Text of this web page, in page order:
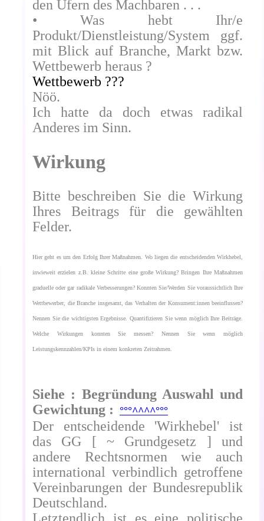
den Ufern des Machbaren . . .
• Was hebt Ihr/e
Produkt/Dienstleistung/System ggf.
mit Blick auf Branche, Markt bzw.
Wettbewerb heraus ?
Wettbewerb ???
Nöö.
Ich hatte da doch etwas radikal
Anderes im Sinn.
Wirkung
Bitte beschreiben Sie die Wirkung
Ihres Beitrags für die gewählten
Felder.
Hier geht es um den Erfolg Ihrer Maßnahmen. Wo liegen die entscheidenden Wirkhebel,
inwieweit erzielen z.B. kleine Schritte eine große Wirkung? Bringen Ihre Maßnahmen
graduelle oder gar radikale Verbesserungen? Konnten Sie/Werden Sie voraussichtlich Ihre
Wettbewerber, die Branche insgesamt, das Verhalten der Konsument:innen beeinflussen?
Nennen Sie die wichtigsten Ergebnisse. Quantifizieren Sie wenn möglich Ihre Beiträge.
Welche Wirkungen konnten Sie messen? Nennen Sie wenn möglich
Leistungskennzahlen/KPIs in einem konkreten Zeitrahmen.
Siehe : Begründung Auswahl und
Gewichtung : °°°^^^^°°°
Der entscheidende 'Wirkhebel' ist
das GG [ ~ Grundgesetz ] und
andere Rechtsnormen wie auch
international verbindlich getroffene
Vereinbarungen der Bundesrepublik
Deutschland.